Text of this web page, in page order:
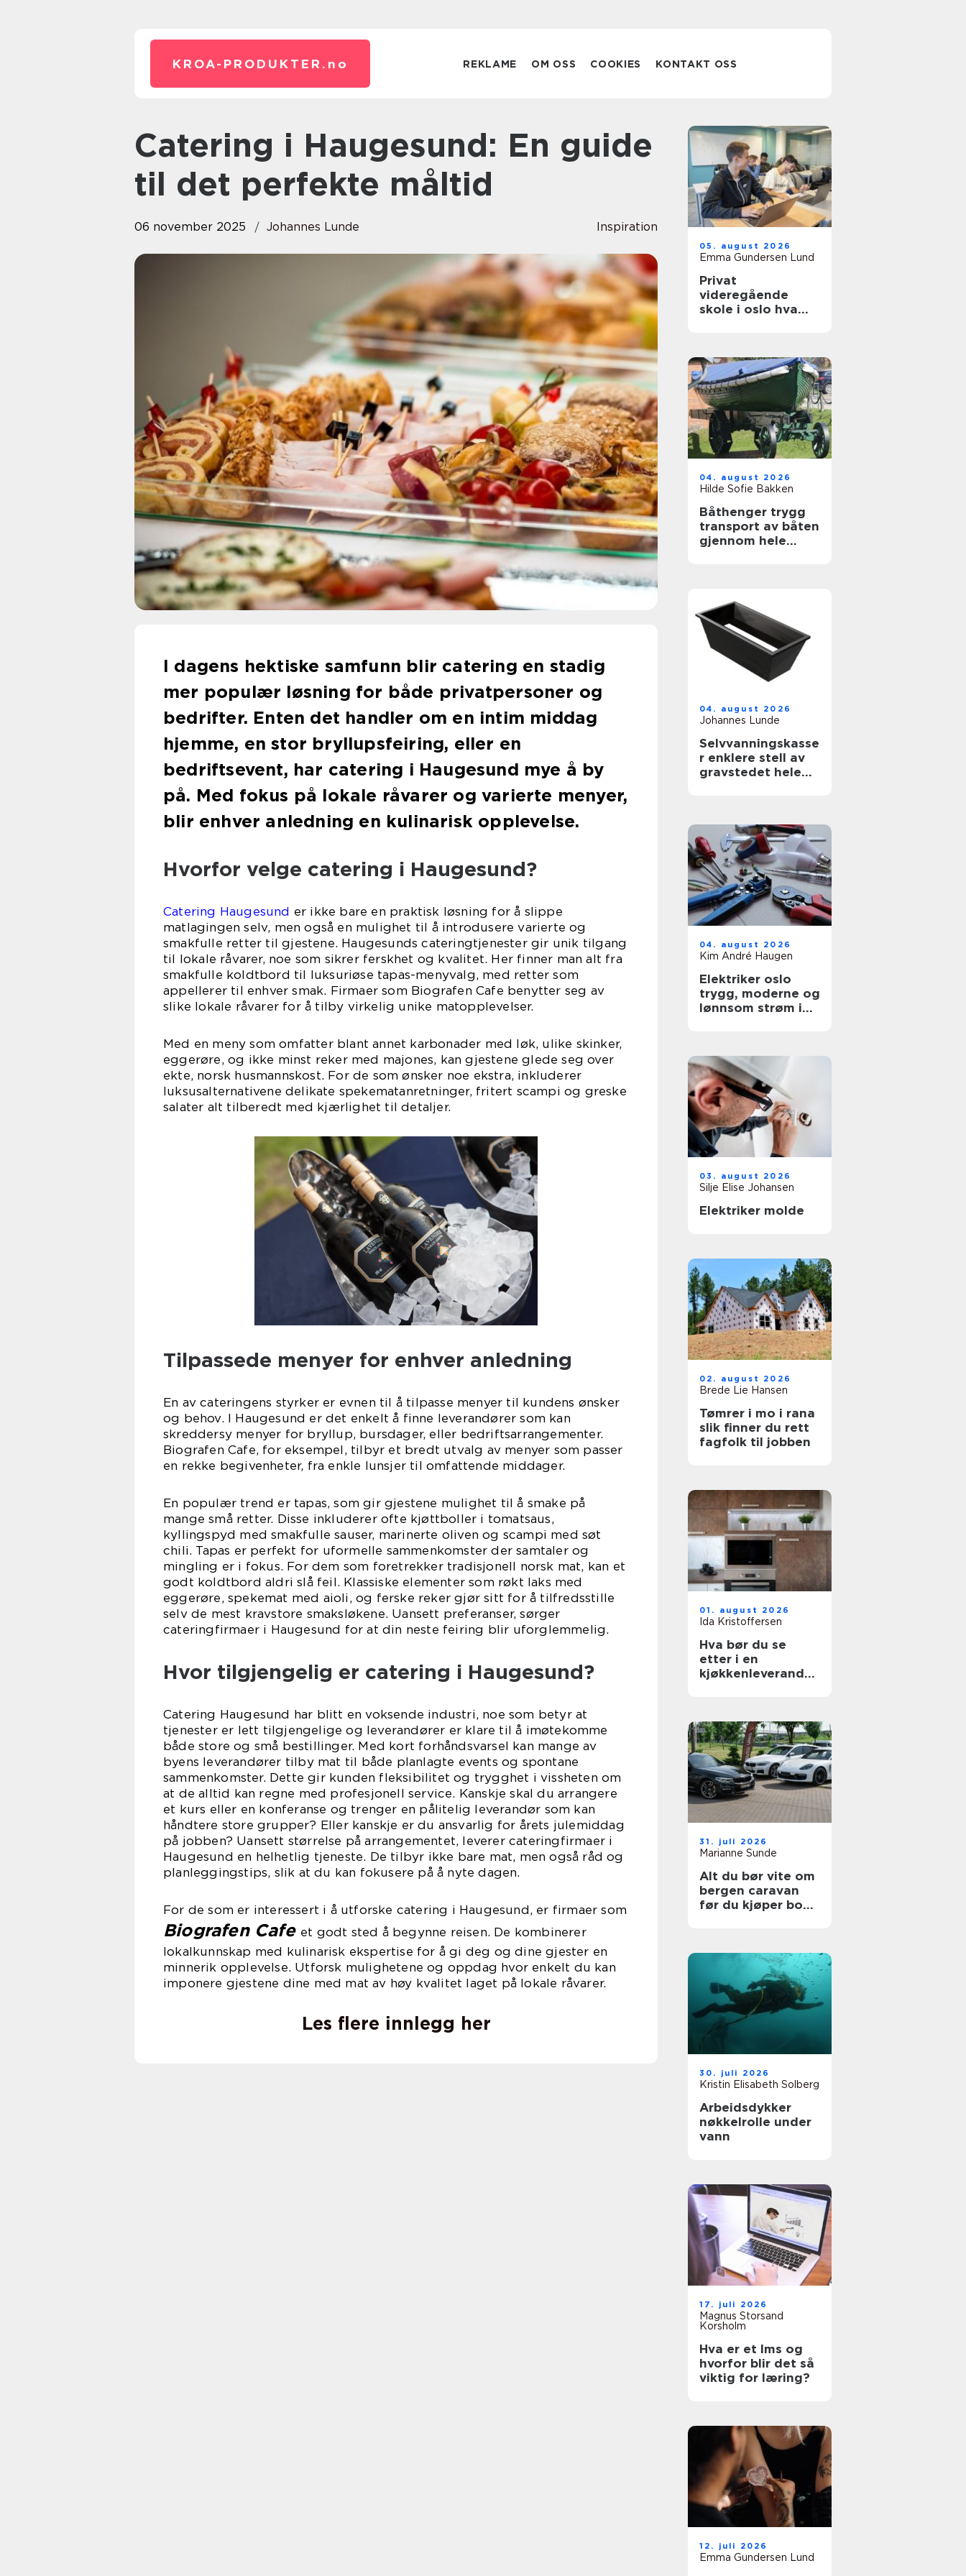
KROA-PRODUKTER. no REKLAME OM OSS COOKIES KONTAKT OSS
Catering i Haugesund: En guide
til det perfekte måltid
06 november 2025 Johannes Lunde Inspiration
I dagens hektiske samfunn blir catering en stadig
mer populær løsning for både privatpersoner og
bedrifter. Enten det handler om en intim middag
hjemme, en stor bryllupsfeiring, eller en
bedriftsevent, har catering i Haugesund mye å by
på. Med fokus på lokale råvarer og varierte menyer,
blir enhver anledning en kulinarisk opplevelse.
Hvorfor velge catering i Haugesund?
Catering Haugesund er ikke bare en praktisk løsning for å slippe
matlagingen selv, men også en mulighet til å introdusere varierte og
smakfulle retter til gjestene. Haugesunds cateringtjenester gir unik tilgang
til lokale råvarer, noe som sikrer ferskhet og kvalitet. Her finner man alt fra
smakfulle koldtbord til luksuriøse tapas-menyvalg, med retter som
appellerer til enhver smak. Firmaer som Biografen Cafe benytter seg av
slike lokale råvarer for å tilby virkelig unike matopplevelser.
Med en meny som omfatter blant annet karbonader med løk, ulike skinker,
eggerøre, og ikke minst reker med majones, kan gjestene glede seg over
ekte, norsk husmannskost. For de som ønsker noe ekstra, inkluderer
luksusalternativene delikate spekematanretninger, fritert scampi og greske
salater alt tilberedt med kjærlighet til detaljer.
Tilpassede menyer for enhver anledning
En av cateringens styrker er evnen til å tilpasse menyer til kundens ønsker
og behov. I Haugesund er det enkelt å finne leverandører som kan
skreddersy menyer for bryllup, bursdager, eller bedriftsarrangementer.
Biografen Cafe, for eksempel, tilbyr et bredt utvalg av menyer som passer
en rekke begivenheter, fra enkle lunsjer til omfattende middager.
En populær trend er tapas, som gir gjestene mulighet til å smake på
mange små retter. Disse inkluderer ofte kjøttboller i tomatsaus,
kyllingspyd med smakfulle sauser, marinerte oliven og scampi med søt
chili. Tapas er perfekt for uformelle sammenkomster der samtaler og
mingling er i fokus. For dem som foretrekker tradisjonell norsk mat, kan et
godt koldtbord aldri slå feil. Klassiske elementer som røkt laks med
eggerøre, spekemat med aioli, og ferske reker gjør sitt for å tilfredsstille
selv de mest kravstore smaksløkene. Uansett preferanser, sørger
cateringfirmaer i Haugesund for at din neste feiring blir uforglemmelig.
Hvor tilgjengelig er catering i Haugesund?
Catering Haugesund har blitt en voksende industri, noe som betyr at
tjenester er lett tilgjengelige og leverandører er klare til å imøtekomme
både store og små bestillinger. Med kort forhåndsvarsel kan mange av
byens leverandører tilby mat til både planlagte events og spontane
sammenkomster. Dette gir kunden fleksibilitet og trygghet i vissheten om
at de alltid kan regne med profesjonell service. Kanskje skal du arrangere
et kurs eller en konferanse og trenger en pålitelig leverandør som kan
håndtere store grupper? Eller kanskje er du ansvarlig for årets julemiddag
på jobben? Uansett størrelse på arrangementet, leverer cateringfirmaer i
Haugesund en helhetlig tjeneste. De tilbyr ikke bare mat, men også råd og
planleggingstips, slik at du kan fokusere på å nyte dagen.
For de som er interessert i å utforske catering i Haugesund, er firmaer som
Biografen Cafe et godt sted å begynne reisen. De kombinerer
lokalkunnskap med kulinarisk ekspertise for å gi deg og dine gjester en
minnerik opplevelse. Utforsk mulighetene og oppdag hvor enkelt du kan
imponere gjestene dine med mat av høy kvalitet laget på lokale råvarer.
Les flere innlegg her
05. august 2026
Emma Gundersen Lund
Privat
videregående
skole i oslo hva
04. august 2026
Hilde Sofie Bakken
Båthenger trygg
transport av båten
gjennom hele
04. august 2026
Johannes Lunde
Selvvanningskasse
r enklere stell av
gravstedet hele
04. august 2026
Kim André Haugen
Elektriker oslo
trygg, moderne og
lønnsom strøm i
03. august 2026
Silje Elise Johansen
Elektriker molde
02. august 2026
Brede Lie Hansen
Tømrer i mo i rana
slik finner du rett
fagfolk til jobben
01. august 2026
Ida Kristoffersen
Hva bør du se
etter i en
kjøkkenleverandør
31. juli 2026
Marianne Sunde
Alt du bør vite om
bergen caravan
før du kjøper bobil
30. juli 2026
Kristin Elisabeth Solberg
Arbeidsdykker
nøkkelrolle under
vann
17. juli 2026
Magnus Storsand
Korsholm
Hva er et lms og
hvorfor blir det så
viktig for læring?
12. juli 2026
Emma Gundersen Lund